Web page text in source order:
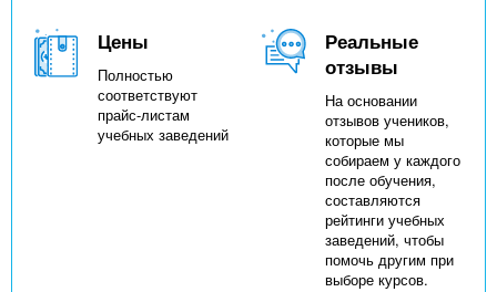
Цены
Полностью
соответствуют
прайс-листам
учебных заведений
Реальные
отзывы
На основании
отзывов учеников,
которые мы
собираем у каждого
после обучения,
составляются
рейтинги учебных
заведений, чтобы
помочь другим при
выборе курсов.